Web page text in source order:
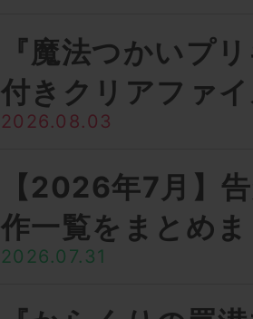
『魔法つかいプ
付きクリアファ
2026.08.03
【2026年7月】
作一覧をまとめ
2026.07.31